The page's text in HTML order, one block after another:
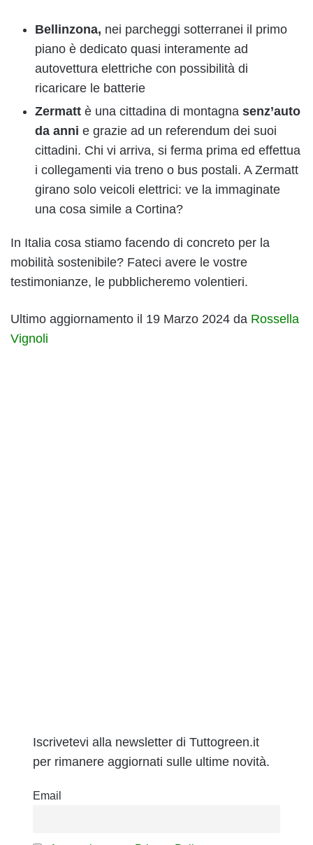
Bellinzona, nei parcheggi sotterranei il primo
piano è dedicato quasi interamente ad
autovettura elettriche con possibilità di
ricaricare le batterie
Zermatt è una cittadina di montagna senz’auto
da anni e grazie ad un referendum dei suoi
cittadini. Chi vi arriva, si ferma prima ed effettua
i collegamenti via treno o bus postali. A Zermatt
girano solo veicoli elettrici: ve la immaginate
una cosa simile a Cortina?
In Italia cosa stiamo facendo di concreto per la
mobilità sostenibile? Fateci avere le vostre
testimonianze, le pubblicheremo volentieri.
Ultimo aggiornamento il 19 Marzo 2024 da Rossella
Vignoli
Iscrivetevi alla newsletter di Tuttogreen.it
per rimanere aggiornati sulle ultime novità.
Email